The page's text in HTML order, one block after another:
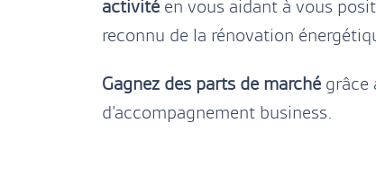
activité en vous aidant à vous
reconnu de la rénovation
Gagnez des parts de marché grâce
d’accompagnement business.